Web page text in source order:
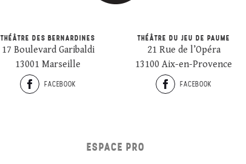
THÉÂTRE DES BERNARDINES
17 Boulevard Garibaldi
13001 Marseille
FACEBOOK
THÉÂTRE DU JEU DE PAUME
21 Rue de l’Opéra
13100 Aix-en-Provence
FACEBOOK
ESPACE PRO